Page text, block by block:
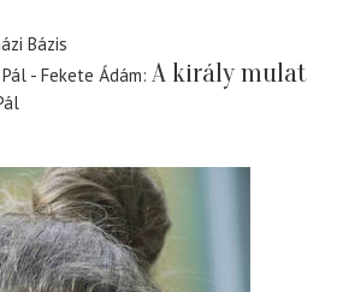
Bázis
- Fekete Ádám A király mulat